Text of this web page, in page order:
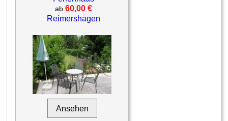
ab 60,00 €
Reimershagen
Ansehen